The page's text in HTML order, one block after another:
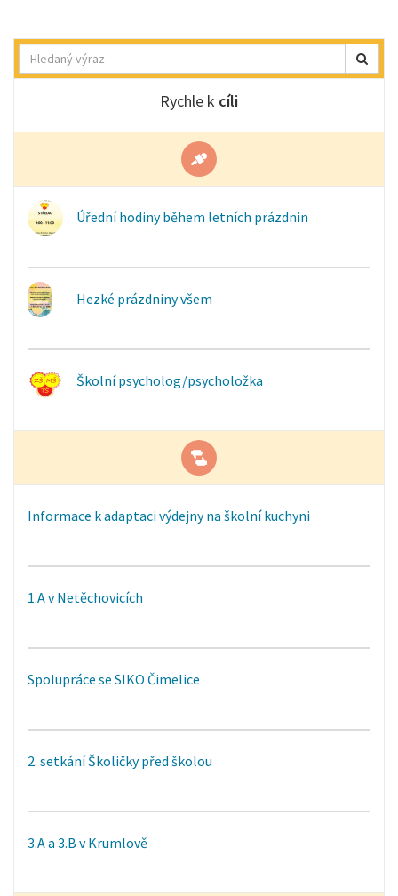
Hledat
Rychle k cíli
Úřední hodiny během letních prázdnin
Hezké prázdniny všem
Školní psycholog/psycholožka
Informace k adaptaci výdejny na školní kuchyni
1.A v Netěchovicích
Spolupráce se SIKO Čimelice
2. setkání Školičky před školou
3.A a 3.B v Krumlově